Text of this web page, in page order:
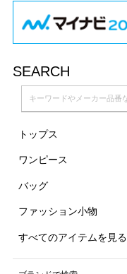
SEARCH
トップス
ワンピース
バッグ
ファッション小物
すべてのアイテムを見る